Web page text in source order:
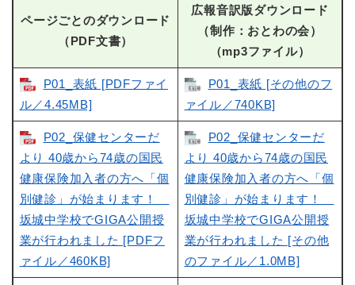
ページごとのダウンロード
（PDF文書）
広報音訳版ダウンロード
（制作：おとわの会）
（mp3ファイル）
P01_表紙 [PDFファイ
ル／4.45MB]
P01_表紙 [その他のフ
ァイル／740KB]
P02_保健センターだ
より 40歳から74歳の国民
健康保険加入者の方へ「個
別健診」が始まります！
坂城中学校でGIGA公開授
業が行われました [PDFフ
ァイル／460KB]
P02_保健センターだ
より 40歳から74歳の国民
健康保険加入者の方へ「個
別健診」が始まります！
坂城中学校でGIGA公開授
業が行われました [その他
のファイル／1.0MB]